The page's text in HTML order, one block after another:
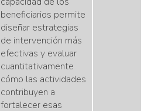
beneficiarios permite
diseñar estrategias
de intervención más
efectivas y evaluar
cuantitativamente
cómo las actividades
contribuyen a
fortalecer esas